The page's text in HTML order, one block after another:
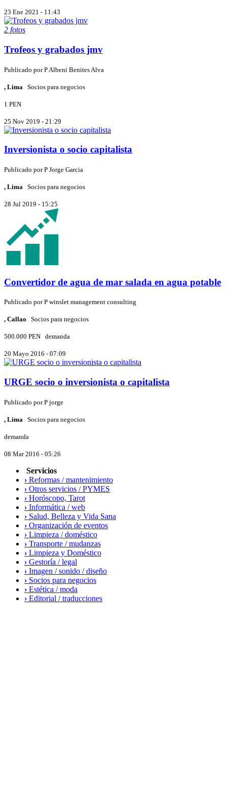
23 Ene 2021 - 11:43
2 fotos
Trofeos y grabados jmv
Publicado porP Albeni Benites Alva
, Lima Socios para negocios
1 PEN
25 Nov 2019 - 21:29
Inversionista o socio capitalista
Publicado porP Jorge Garcia
, Lima Socios para negocios
28 Jul 2019 - 15:25
Convertidor de agua de mar salada en agua potable
Publicado porP winslet management consulting
, Callao Socios para negocios
500.000 PEN demanda
20 Mayo 2016 - 07:09
URGE socio o inversionista o capitalista
Publicado porP jorge
, Lima Socios para negocios
demanda
08 Mar 2016 - 05:26
Servicios
› Reformas / mantenimiento
› Otros servicios / PYMES
› Horóscopo, Tarot
› Informática / web
› Salud, Belleza y Vida Sana
› Organización de eventos
› Limpieza / doméstico
› Transporte / mudanzas
› Limpieza y Doméstico
› Gestoría / legal
› Imagen / sonido / diseño
› Socios para negocios
› Estética / moda
› Editorial / traducciones